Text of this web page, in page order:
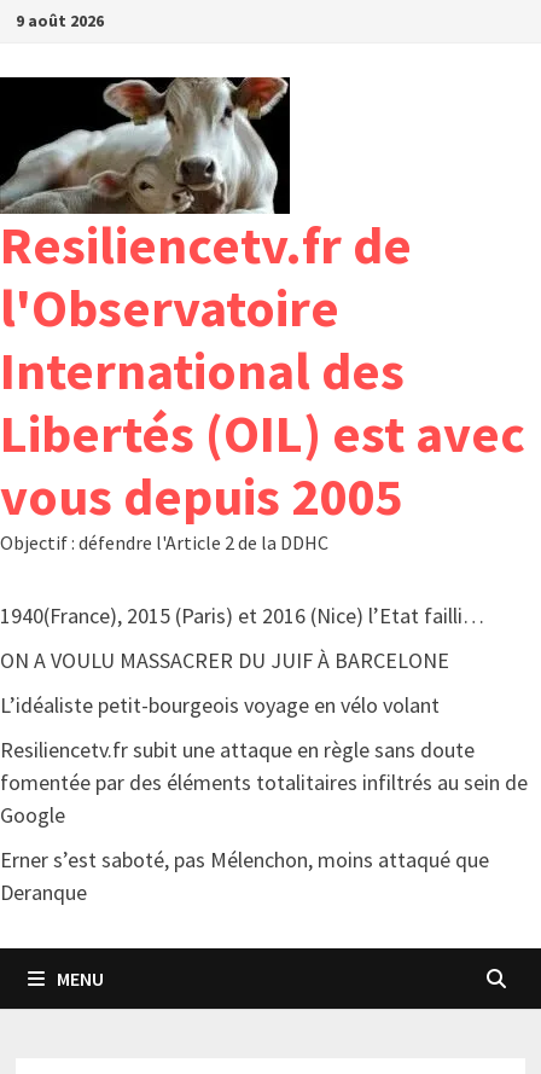
Passer
contenu
9 août 2026
Resiliencetv.fr de
l'Observatoire
International des
Libertés (OIL) est avec
vous depuis 2005
Objectif : défendre l'Article 2 de la DDHC
1940(France), 2015 (Paris) et 2016 (Nice) l’Etat failli…
ON A VOULU MASSACRER DU JUIF À BARCELONE
L’idéaliste petit-bourgeois voyage en vélo volant
Resiliencetv.fr subit une attaque en règle sans doute
fomentée par des éléments totalitaires infiltrés au sein de
Google
Erner s’est saboté, pas Mélenchon, moins attaqué que
Deranque
MENU